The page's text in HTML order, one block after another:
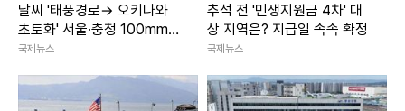
날씨 '태풍경로→ 오키나와
초토화' 서울·충청 100mm이
상 소나기 주말날씨
국제뉴스
추석 전 '민생지원금 4차' 대
상 지역은? 지급일 속속 확정
국제뉴스